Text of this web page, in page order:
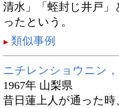
清水」「蛭封じ井戸
ったという。
類似事例
ニチレンショウニン
1967年 山梨県
昔日蓮上人が通った